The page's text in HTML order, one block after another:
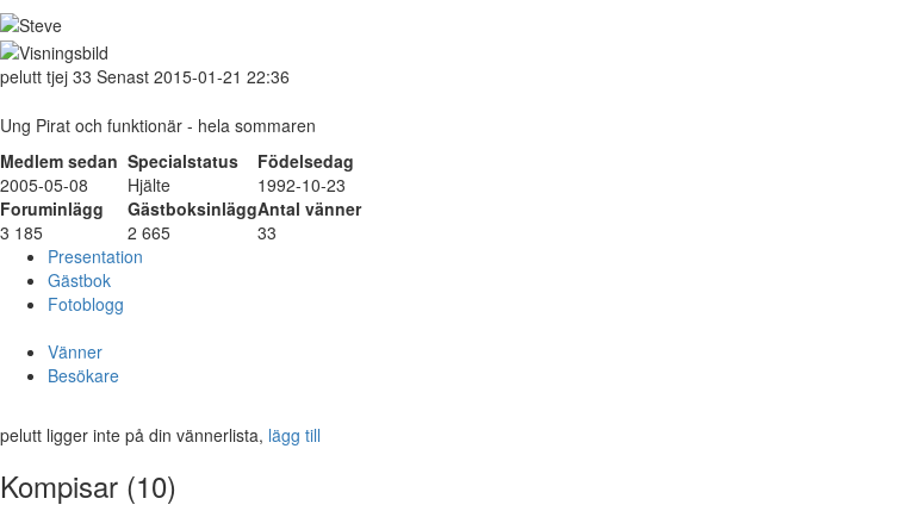
pelutt tjej 33 Senast 2015-01-21 22:36
Ung Pirat och funktionär - hela sommaren
Medlem sedan Specialstatus
Födelsedag
2005-05-08
Hjälte
1992-10-23
Foruminlägg
GästboksinläggAntal vänner
3 185
2 665
33
Presentation
Gästbok
Fotoblogg
Vänner
Besökare
pelutt ligger inte på din vännerlista, lägg till
Kompisar (10)